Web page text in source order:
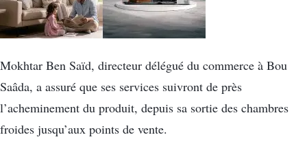
Mokhtar Ben Saïd, directeur délégué du commerce à Bou
Saâda, a assuré que ses services suivront de près
l’acheminement du produit, depuis sa sortie des chambres
froides jusqu’aux points de vente.